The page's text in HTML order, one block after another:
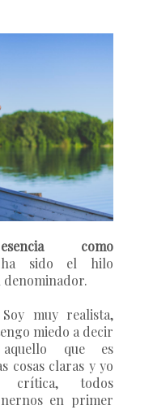
como
sido el hilo
denominador.
Soy muy realista,
miedo a decir
que es
cosas claras y yo
todos
en primer